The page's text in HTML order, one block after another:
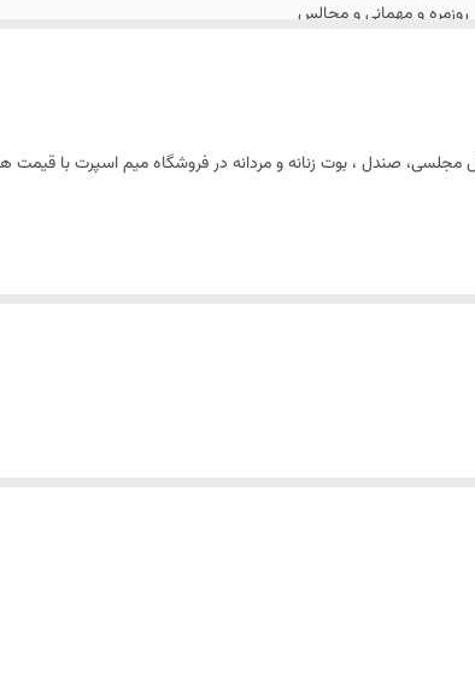
روزمره و مهمانی و مجالس
مجلسی، صندل ، بوت زنانه و مردانه در فروشگاه میم اسپرت با